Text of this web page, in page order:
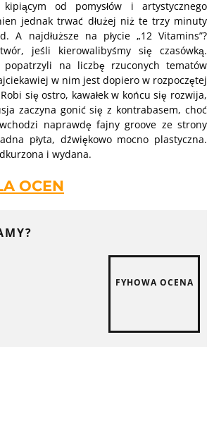
od pomysłów i artystycznego
jednak trwać dłużej niż te trzy minuty
A najdłuższe na płycie „12 Vitamins”?
jeśli kierowalibyśmy się czasówką.
popatrzyli na liczbę rzuconych tematów
w nim jest dopiero w rozpoczętej
się ostro, kawałek w końcu się rozwija,
zaczyna gonić się z kontrabasem, choć
naprawdę fajny groove ze strony
płyta, dźwiękowo mocno plastyczna.
i wydana.
OCEN
FYHOWA OCENA